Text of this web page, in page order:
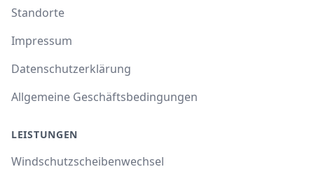
Standorte
Impressum
Datenschutzerklärung
Allgemeine Geschäftsbedingungen
LEISTUNGEN
Windschutzscheibenwechsel